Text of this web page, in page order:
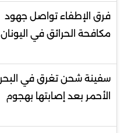
فرق الإطفاء تواصل جهود
مكافحة الحرائق في اليونان
سفينة شحن تغرق في البحر
الأحمر بعد إصابتها بهجوم